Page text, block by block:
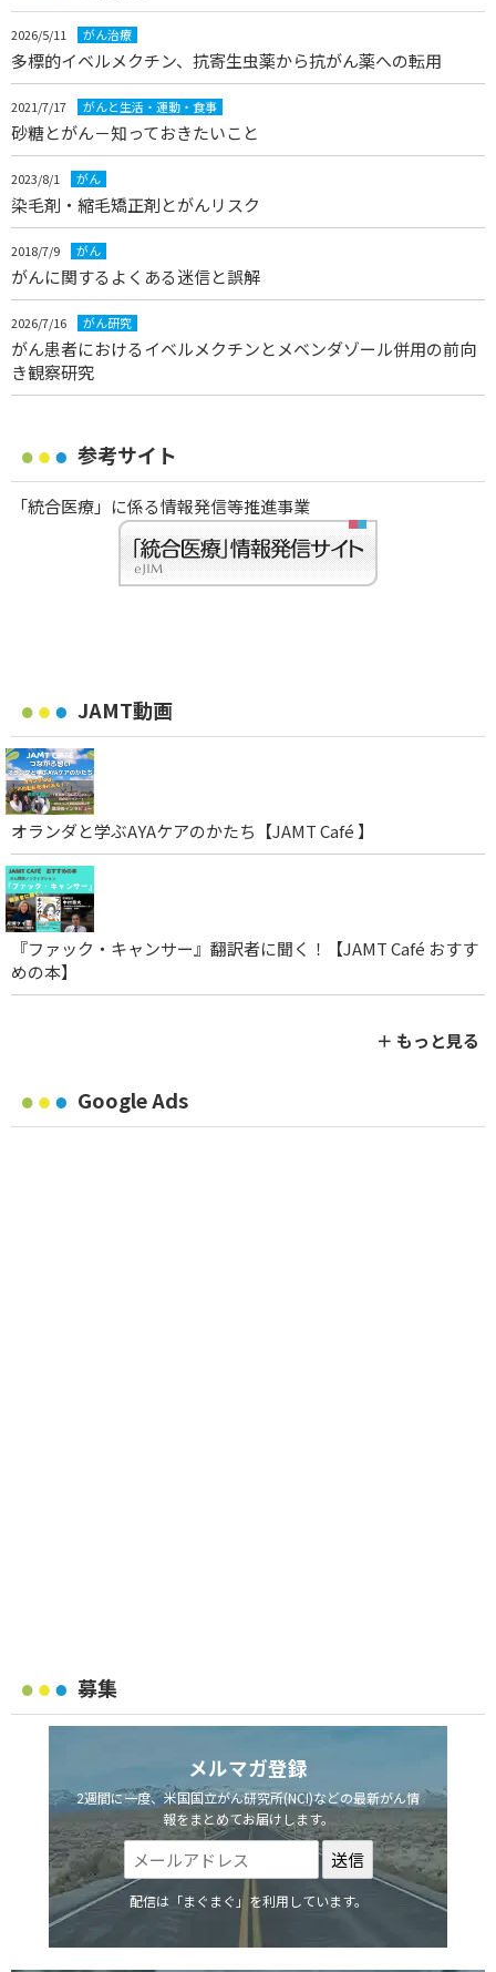
2026/5/11 がん治療
多標的イベルメクチン、抗寄生虫薬から抗がん薬への転用
2021/7/17 がんと生活・運動・食事
砂糖とがん－知っておきたいこと
2023/8/1 がん
染毛剤・縮毛矯正剤とがんリスク
2018/7/9 がん
がんに関するよくある迷信と誤解
2026/7/16 がん研究
がん患者におけるイベルメクチンとメベンダゾール併用の前向
き観察研究
参考サイト
「統合医療」に係る情報発信等推進事業
JAMT動画
オランダと学ぶAYAケアのかたち【JAMT Café 】
『ファック・キャンサー』翻訳者に聞く！【JAMT Café おすす
めの本】
＋ もっと見る
Google Ads
募集
メルマガ登録
2週間に一度、米国国立がん研究所(NCI)などの最新がん情
報をまとめてお届けします。
配信は「まぐまぐ」を利用しています。